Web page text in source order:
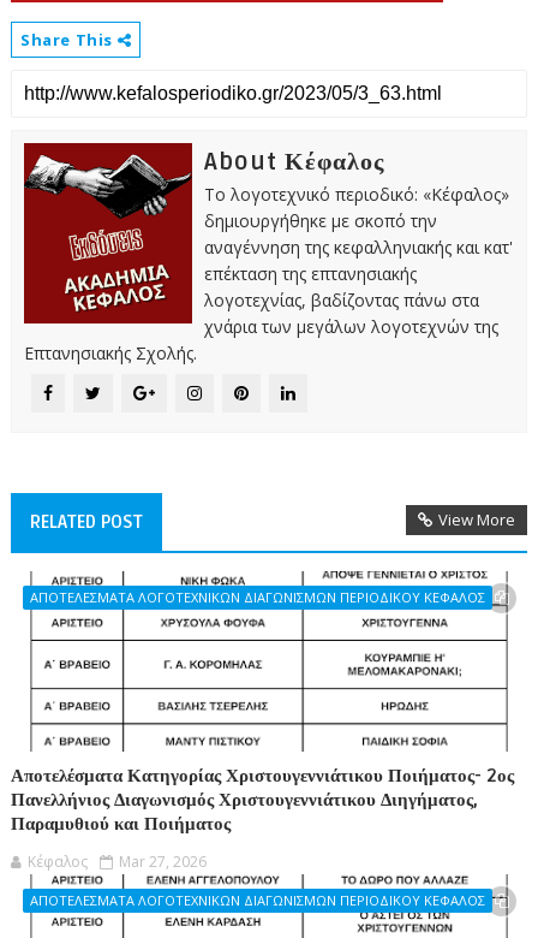
Share This
About Κέφαλος
Το λογοτεχνικό περιοδικό: «Κέφαλος»
δημιουργήθηκε με σκοπό την
αναγέννηση της κεφαλληνιακής και κατ'
επέκταση της επτανησιακής
λογοτεχνίας, βαδίζοντας πάνω στα
χνάρια των μεγάλων λογοτεχνών της
Επτανησιακής Σχολής.
RELATED POST View More
ΑΠΟΤΕΛΕΣΜΑΤΑ ΛΟΓΟΤΕΧΝΙΚΩΝ ΔΙΑΓΩΝΙΣΜΩΝ ΠΕΡΙΟΔΙΚΟΥ ΚΕΦΑΛΟΣ
Αποτελέσματα Κατηγορίας Χριστουγεννιάτικου Ποιήματος- 2ος
Πανελλήνιος Διαγωνισμός Χριστουγεννιάτικου Διηγήματος,
Παραμυθιού και Ποιήματος
Κέφαλος Mar 27, 2026
ΑΠΟΤΕΛΕΣΜΑΤΑ ΛΟΓΟΤΕΧΝΙΚΩΝ ΔΙΑΓΩΝΙΣΜΩΝ ΠΕΡΙΟΔΙΚΟΥ ΚΕΦΑΛΟΣ